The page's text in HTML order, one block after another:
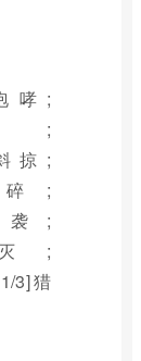
哮;
;
斜掠;
碎;
袭;
灭;
3]猎